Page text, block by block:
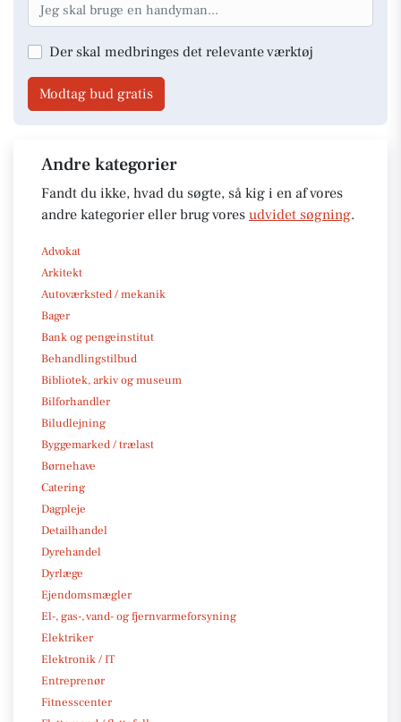
Der skal medbringes det relevante værktøj
Modtag bud gratis
Andre kategorier
Fandt du ikke, hvad du søgte, så kig i en af vores
andre kategorier eller brug vores udvidet søgning.
Advokat
Arkitekt
Autoværksted / mekanik
Bager
Bank og pengeinstitut
Behandlingstilbud
Bibliotek, arkiv og museum
Bilforhandler
Biludlejning
Byggemarked / trælast
Børnehave
Catering
Dagpleje
Detailhandel
Dyrehandel
Dyrlæge
Ejendomsmægler
El-, gas-, vand- og fjernvarmeforsyning
Elektriker
Elektronik / IT
Entreprenør
Fitnesscenter